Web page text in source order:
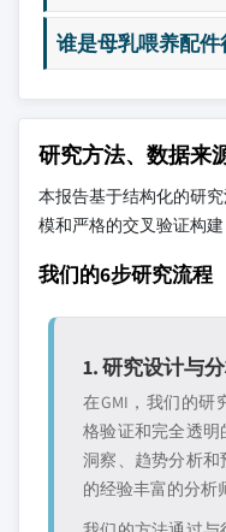
谁是母乳喂养配
研究方法、数据来
本报告基于结构化的研
模和严格的交叉验证构建
我们的6步研究流程
1. 研究设计与
在GMI，我们的研
格验证和完全透
洞察、趋势分析
的经验丰富的分析